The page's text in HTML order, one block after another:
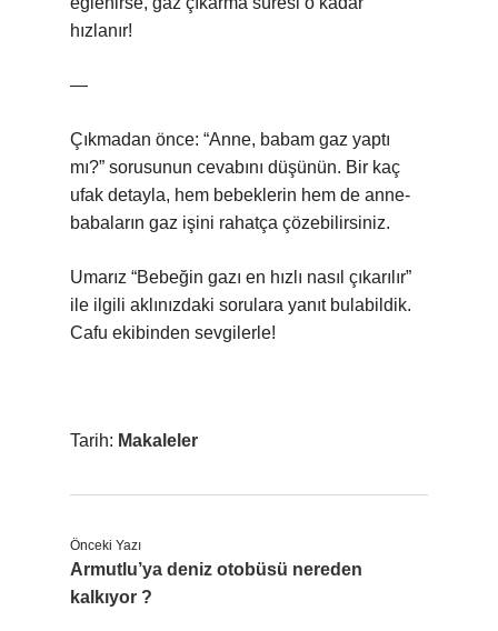
hızlanır!
—
Çıkmadan önce: “Anne, babam gaz yaptı
mı?” sorusunun cevabını düşünün. Bir kaç
ufak detayla, hem bebeklerin hem de anne-
babaların gaz işini rahatça çözebilirsiniz.
Umarız “Bebeğin gazı en hızlı nasıl çıkarılır”
ile ilgili aklınızdaki sorulara yanıt bulabildik.
Cafu ekibinden sevgilerle!
Tarih: Makaleler
Önceki Yazı
Armutlu’ya deniz otobüsü nereden
kalkıyor ?